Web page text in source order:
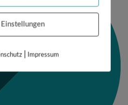
Einstellungen
| Impressum